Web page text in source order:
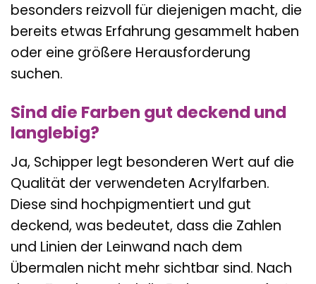
besonders reizvoll für diejenigen macht, die
bereits etwas Erfahrung gesammelt haben
oder eine größere Herausforderung
suchen.
Sind die Farben gut deckend und
langlebig?
Ja, Schipper legt besonderen Wert auf die
Qualität der verwendeten Acrylfarben.
Diese sind hochpigmentiert und gut
deckend, was bedeutet, dass die Zahlen
und Linien der Leinwand nach dem
Übermalen nicht mehr sichtbar sind. Nach